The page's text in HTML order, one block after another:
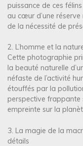
a
r
i
c
l
e
puissance de ces
au cœur d’une
de la nécessité de
2. L’homme et la
Cette photographie
la beauté naturelle
néfaste de l’activité
étouffés par la
perspective frappante
empreinte sur la
3. La magie de la
détails